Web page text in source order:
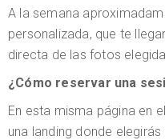
A la semana
personalizada, que te
directa de las fotos
¿Cómo reservar una
En esta misma página en
una landing donde